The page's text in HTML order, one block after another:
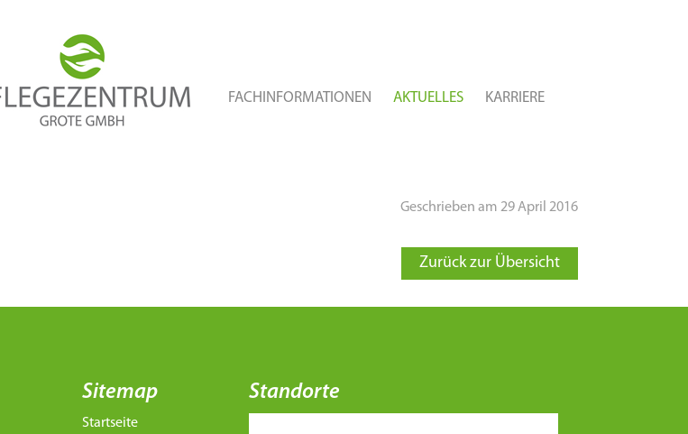
FACHINFORMATIONEN AKTUELLES KARRIERE
Geschrieben am 29 April 2016
Zurück zur Übersicht
Sitemap
Startseite
Standorte